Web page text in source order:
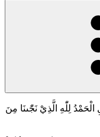
لِلّٰهِ الَّذِيْ نَجّٰىنَا مِنَ